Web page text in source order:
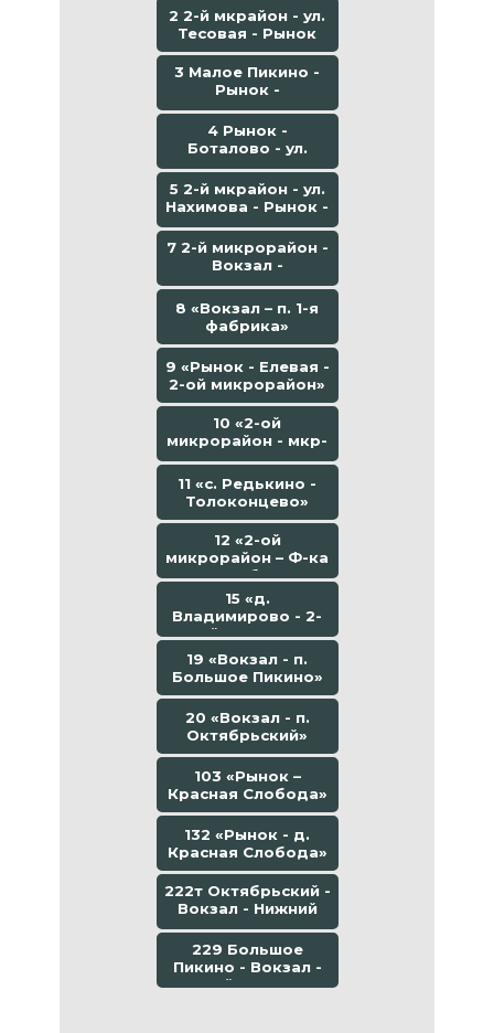
2 2-й мкрайон - ул.
Тесовая - Рынок
3 Малое Пикино -
Рынок -
Боталово-4
4 Рынок -
Боталово - ул.
Юрасовская
5 2-й мкрайон - ул.
Нахимова - Рынок -
Канатная дорога
7 2-й микрорайон -
Вокзал -
Толоконцево
8 «Вокзал – п. 1-я
фабрика»
9 «Рынок - Елевая -
2-ой микрорайон»
10 «2-ой
микрорайон - мкр-
он Геологов»
11 «с. Редькино -
Толоконцево»
12 «2-ой
микрорайон – Ф-ка
Колибри»
15 «д.
Владимирово - 2-
ой мкр-он -
Толоконцево»
19 «Вокзал - п.
Большое Пикино»
20 «Вокзал - п.
Октябрьский»
103 «Рынок –
Красная Слобода»
132 «Рынок - д.
Красная Слобода»
222т Октябрьский -
Вокзал - Нижний
Новгород
229 Большое
Пикино - Вокзал -
Нижний Новгород